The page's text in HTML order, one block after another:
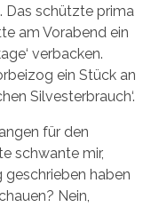
Das schützte prima
am Vorabend ein
verbacken.
ein Stück an
Silvesterbrauch‘.
für den
schwante mir,
geschrieben haben
Nein,